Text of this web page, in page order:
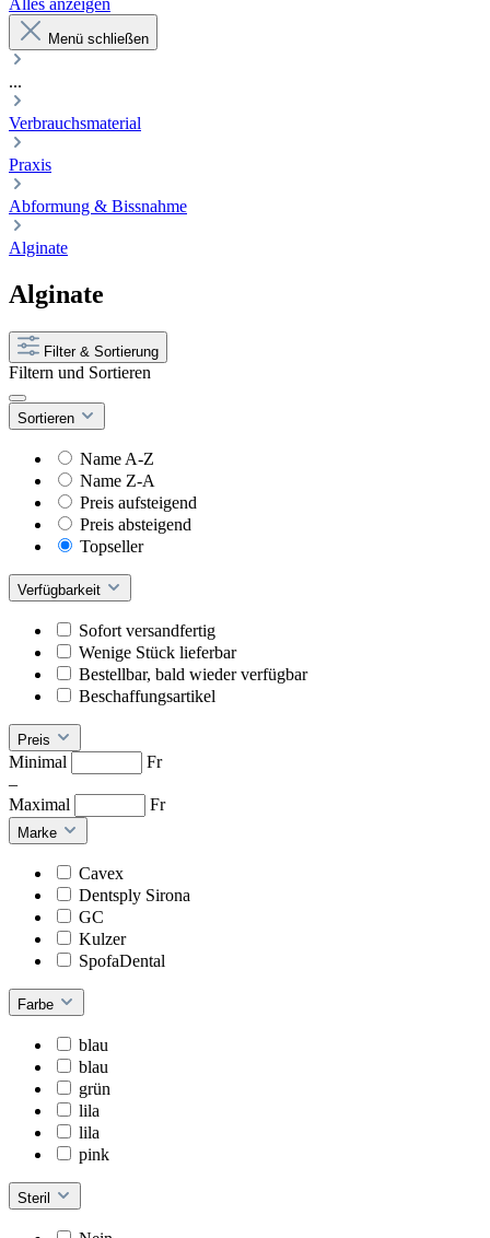
Alles anzeigen
Menü schließen
...
Verbrauchsmaterial
Praxis
Abformung & Bissnahme
Alginate
Alginate
Filter & Sortierung
Filtern und Sortieren
Sortieren
Name A-Z
Name Z-A
Preis aufsteigend
Preis absteigend
Topseller
Verfügbarkeit
Sofort versandfertig
Wenige Stück lieferbar
Bestellbar, bald wieder verfügbar
Beschaffungsartikel
Preis
Minimal
Fr
–
Maximal
Fr
Marke
Cavex
Dentsply Sirona
GC
Kulzer
SpofaDental
Farbe
blau
blau
grün
lila
lila
pink
Steril